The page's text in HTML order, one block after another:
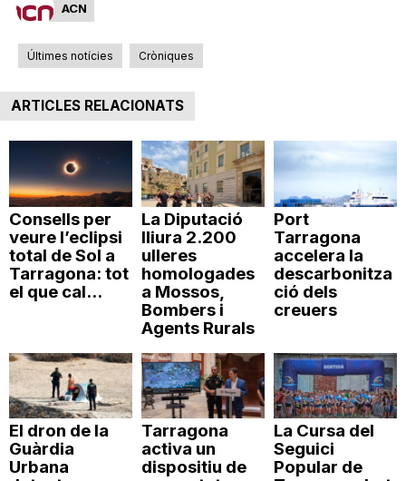
n
ACN
Últimes notícies Cròniques
ARTICLES RELACIONATS
Consells per
veure l’eclipsi
total de Sol a
Tarragona: tot
el que cal...
La Diputació
lliura 2.200
ulleres
homologades
a Mossos,
Bombers i
Agents Rurals
Port
Tarragona
accelera la
descarbonitza
ció dels
creuers
El dron de la
Guàrdia
Urbana
Tarragona
activa un
dispositiu de
La Cursa del
Seguici
Popular de